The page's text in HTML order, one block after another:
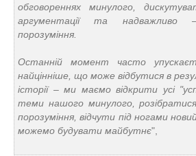
обговореннях минулого,
аргументації та
порозуміння.
Останній момент часто
найцінніше, що може відбутися в
історії – ми маємо відкрити усі
теми нашого минулого,
порозуміння, відчути під ногами
можемо будувати майбутнє",